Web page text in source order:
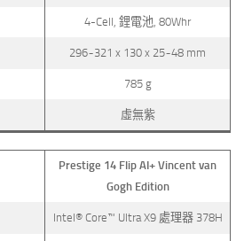
4-Cell, 鋰電池, 80Whr
296~321 x 130 x 25~48 mm
785 g
虛無紫
Prestige 14 Flip AI+ Vincent van
Gogh Edition
Intel® Core™ Ultra X9 處理器 378H